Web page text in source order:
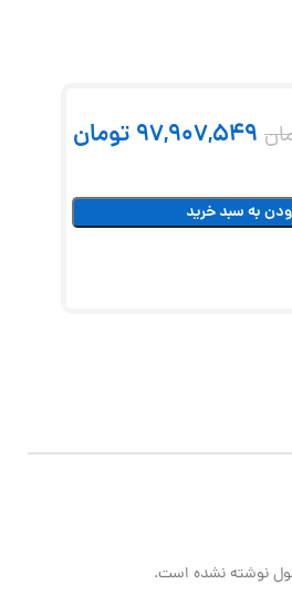
97,907,549 تومان
به سبد خرید
نوشته نشده است.